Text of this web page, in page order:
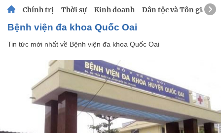
Chính trị Thời sự Kinh doanh Dân tộc và Tôn giáo
Bệnh viện đa khoa Quốc Oai
Tin tức mới nhất về Bệnh viện đa khoa Quốc Oai